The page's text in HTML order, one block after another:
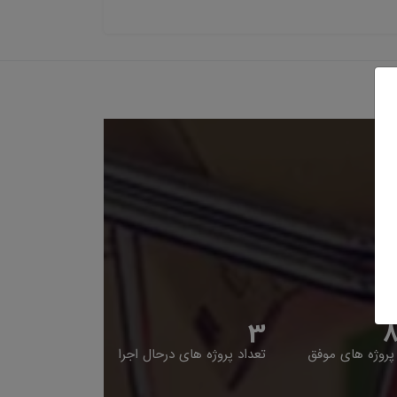
پروژه های موفق 4
تعداد پروژه های درحال اجرا